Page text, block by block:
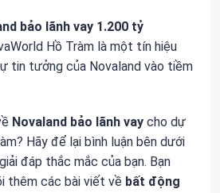
bảo lãnh vay 1.200 tỷ
Hồ Tràm là một tín hiệu
tin tưởng của Novaland vào tiềm
Novaland bảo lãnh vay cho dự
Hãy để lại bình luận bên dưới
đáp thắc mắc của bạn. Bạn
thêm các bài viết về bất động